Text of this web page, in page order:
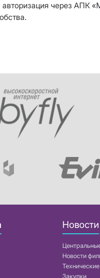
авторизация через АПК
Новости
Новости
Закупки